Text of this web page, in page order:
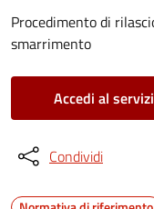
Procedimento di
smarrimento
Accedi al
Condividi